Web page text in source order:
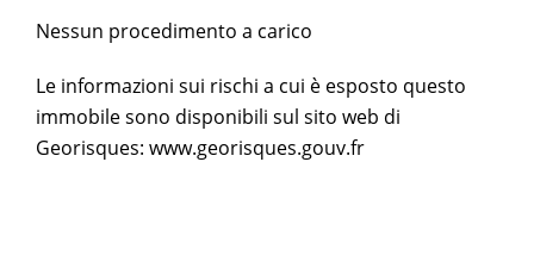
Nessun procedimento a carico
Le informazioni sui rischi a cui è esposto questo
immobile sono disponibili sul sito web di
Georisques: www.georisques.gouv.fr